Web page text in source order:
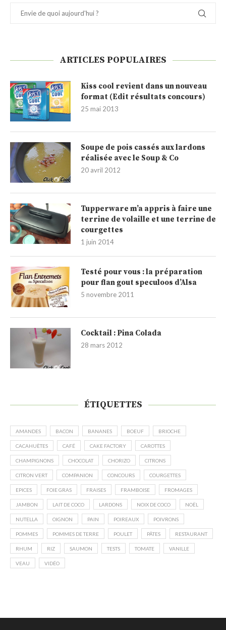
ARTICLES POPULAIRES
Kiss cool revient dans un nouveau
format (Edit résultats concours)
25 mai 2013
Soupe de pois cassés aux lardons
réalisée avec le Soup & Co
20 avril 2012
Tupperware m’a appris à faire une
terrine de volaille et une terrine de
courgettes
1 juin 2014
Testé pour vous : la préparation
pour flan gout speculoos d’Alsa
5 novembre 2011
Cocktail : Pina Colada
28 mars 2012
ÉTIQUETTES
AMANDES BACON BANANES BOEUF BRIOCHE
CACAHUÈTES CAFÉ CAKE FACTORY CAROTTES
CHAMPIGNONS CHOCOLAT CHORIZO CITRONS
CITRON VERT COMPANION CONCOURS COURGETTES
EPICES FOIE GRAS FRAISES FRAMBOISE FROMAGES
JAMBON LAIT DE COCO LARDONS NOIX DE COCO NOËL
NUTELLA OIGNON PAIN POIREAUX POIVRONS
POMMES POMMES DE TERRE POULET PÂTES RESTAURANT
RHUM RIZ SAUMON TESTS TOMATE VANILLE
VEAU VIDÉO